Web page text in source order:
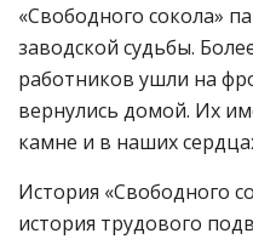
«Свободного сокола»
заводской судьбы.
работников ушли на
вернулись домой. Их
камне и в наших
История «Свободного
история трудового